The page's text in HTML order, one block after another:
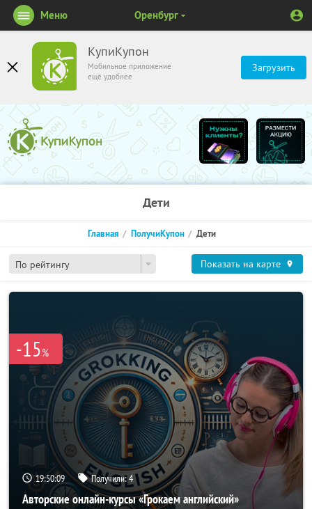
КупиКупон
Мобильное приложение
ещё удобнее
Загрузить
Меню Оренбург
Дети
По рейтингу
Главная ПолучиКупон Дети
Показать на карте
-15%
19:50:09 Получили:4
Авторские онлайн-курсы «Грокаем английский»